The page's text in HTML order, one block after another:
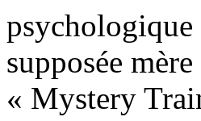
psychologique
supposée
« Mystery